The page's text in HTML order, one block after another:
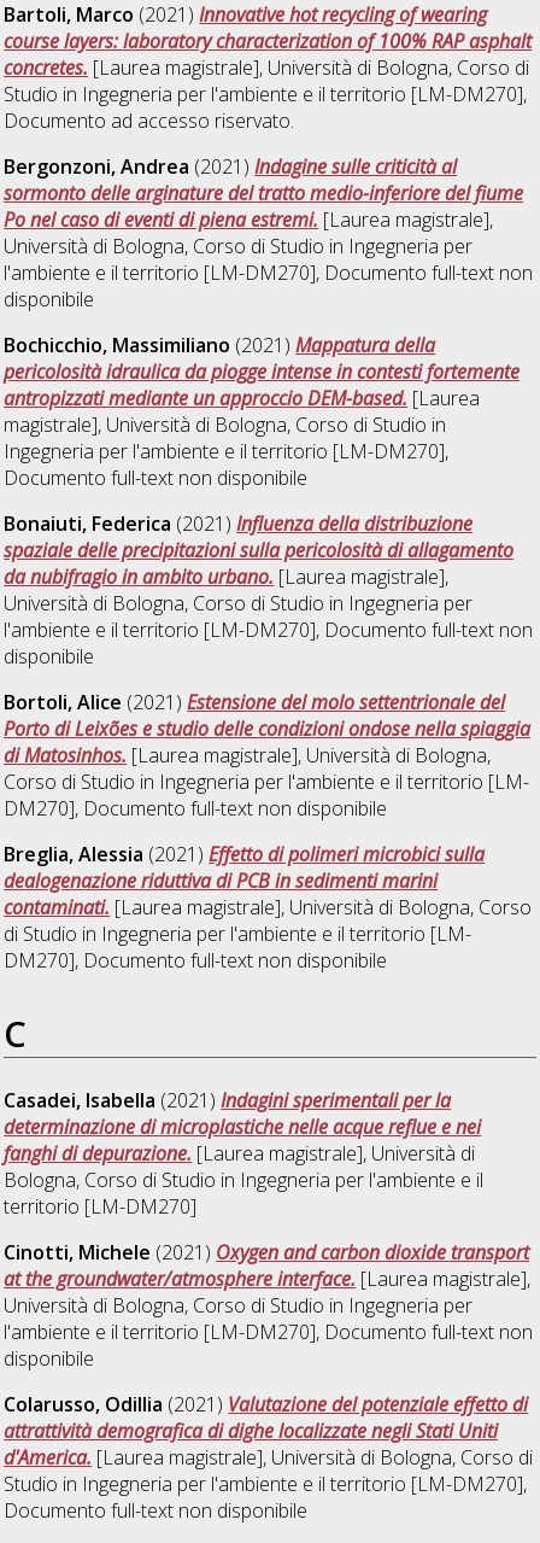
Bartoli, Marco (2021)Innovative hot recycling of wearing
course layers: laboratory characterization of 100% RAP asphalt
concretes. [Laurea magistrale], Università di Bologna, Corso di
Studio in Ingegneria per l'ambiente e il territorio [LM-DM270],
Documento ad accesso riservato.
Bergonzoni, Andrea (2021)Indagine sulle criticità al
sormonto delle arginature del tratto medio-inferiore del fiume
Po nel caso di eventi di piena estremi. [Laurea magistrale],
Università di Bologna, Corso di Studio in Ingegneria per
l'ambiente e il territorio [LM-DM270], Documento full-text non
disponibile
Bochicchio, Massimiliano (2021)Mappatura della
pericolosità idraulica da piogge intense in contesti fortemente
antropizzati mediante un approccio DEM-based. [Laurea
magistrale], Università di Bologna, Corso di Studio in
Ingegneria per l'ambiente e il territorio [LM-DM270],
Documento full-text non disponibile
Bonaiuti, Federica (2021)Influenza della distribuzione
spaziale delle precipitazioni sulla pericolosità di allagamento
da nubifragio in ambito urbano. [Laurea magistrale],
Università di Bologna, Corso di Studio in Ingegneria per
l'ambiente e il territorio [LM-DM270], Documento full-text non
disponibile
Bortoli, Alice (2021)Estensione del molo settentrionale del
Porto di Leixões e studio delle condizioni ondose nella spiaggia
di Matosinhos. [Laurea magistrale], Università di Bologna,
Corso di Studio in Ingegneria per l'ambiente e il territorio [LM-
DM270], Documento full-text non disponibile
Breglia, Alessia (2021)Effetto di polimeri microbici sulla
dealogenazione riduttiva di PCB in sedimenti marini
contaminati. [Laurea magistrale], Università di Bologna, Corso
di Studio in Ingegneria per l'ambiente e il territorio [LM-
DM270], Documento full-text non disponibile
C
Casadei, Isabella (2021)Indagini sperimentali per la
determinazione di microplastiche nelle acque reflue e nei
fanghi di depurazione. [Laurea magistrale], Università di
Bologna, Corso di Studio in Ingegneria per l'ambiente e il
territorio [LM-DM270]
Cinotti, Michele (2021) Oxygen and carbon dioxide transport
at the groundwater/atmosphere interface. [Laurea magistrale],
Università di Bologna, Corso di Studio in Ingegneria per
l'ambiente e il territorio [LM-DM270], Documento full-text non
disponibile
Colarusso, Odillia (2021) Valutazione del potenziale effetto di
attrattività demografica di dighe localizzate negli Stati Uniti
d'America. [Laurea magistrale], Università di Bologna, Corso di
Studio in Ingegneria per l'ambiente e il territorio [LM-DM270],
Documento full-text non disponibile